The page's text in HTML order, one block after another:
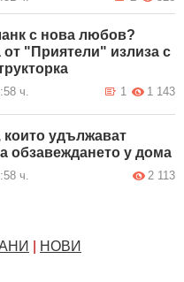
с нова любов?
от "Приятели" излиза с
ч. 1 143
1
които удължават
обзавеждането у дома
ч. 2 113
НОВИ